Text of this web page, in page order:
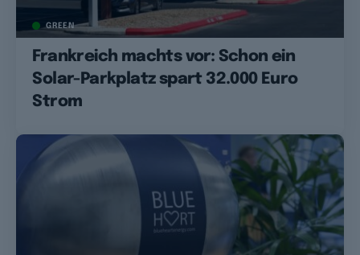
GREEN
Frankreich machts vor: Schon ein
Solar-Parkplatz spart 32.000 Euro
Strom